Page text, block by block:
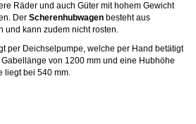
Räder und auch Güter mit hohem Gewicht
Der Scherenhubwagen besteht aus
und kann zudem nicht rosten.
per Deichselpumpe, welche per Hand betätigt
Gabellänge von 1200 mm und eine Hubhöhe
liegt bei 540 mm.